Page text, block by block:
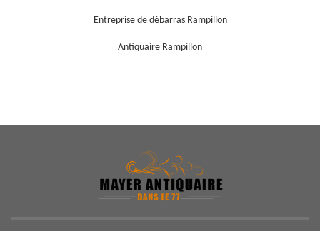
Entreprise de débarras Rampillon
Antiquaire Rampillon